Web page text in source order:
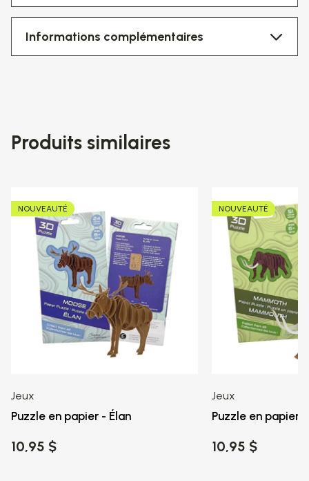
Informations complémentaires
Produits similaires
NOUVEAUTÉ
Jeux
Puzzle en papier - Élan
10,95 $
NOUVEAUTÉ
Jeux
Puzzle en papier
10,95 $